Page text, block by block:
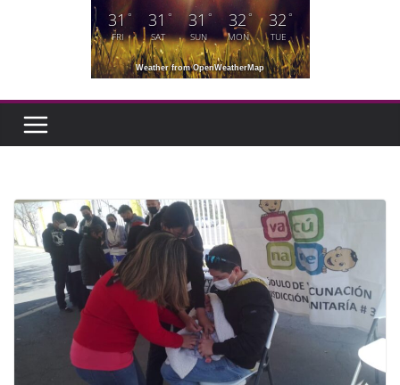
31°
FRI
31 °
SAT
31°
SUN
32 °
MON
32 °
TUE
Weather from OpenWeatherMap